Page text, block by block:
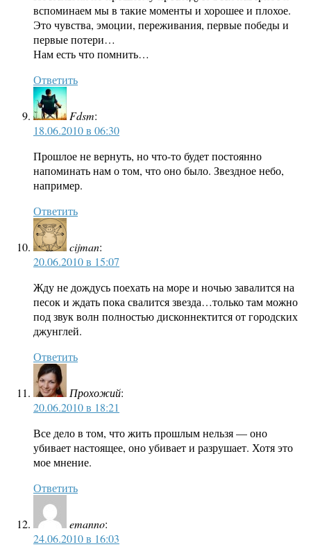
вспоминаем мы в такие моменты и хорошее и плохое.
Это чувства, эмоции, переживания, первые победы и
первые потери…
Нам есть что помнить…
Ответить
Fdsm:
18.06.2010 в 06:30
Прошлое не вернуть, но что-то будет постоянно
напоминать нам о том, что оно было. Звездное небо,
например.
Ответить
cijman:
20.06.2010 в 15:07
Жду не дождусь поехать на море и ночью завалится на
песок и ждать пока свалится звезда…только там можно
под звук волн полностью дисконнектится от городских
джунглей.
Ответить
Прохожий:
20.06.2010 в 18:21
Все дело в том, что жить прошлым нельзя — оно
убивает настоящее, оно убивает и разрушает. Хотя это
мое мнение.
Ответить
emanno:
24.06.2010 в 16:03